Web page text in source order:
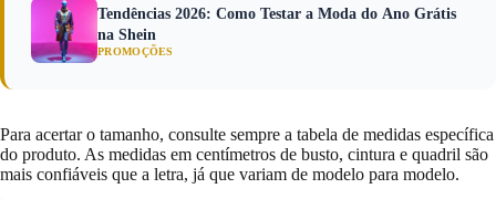
Tendências 2026: Como Testar a Moda do Ano Grátis
na Shein
PROMOÇÕES
Para acertar o tamanho, consulte sempre a tabela de medidas específica
do produto. As medidas em centímetros de busto, cintura e quadril são
mais confiáveis que a letra, já que variam de modelo para modelo.